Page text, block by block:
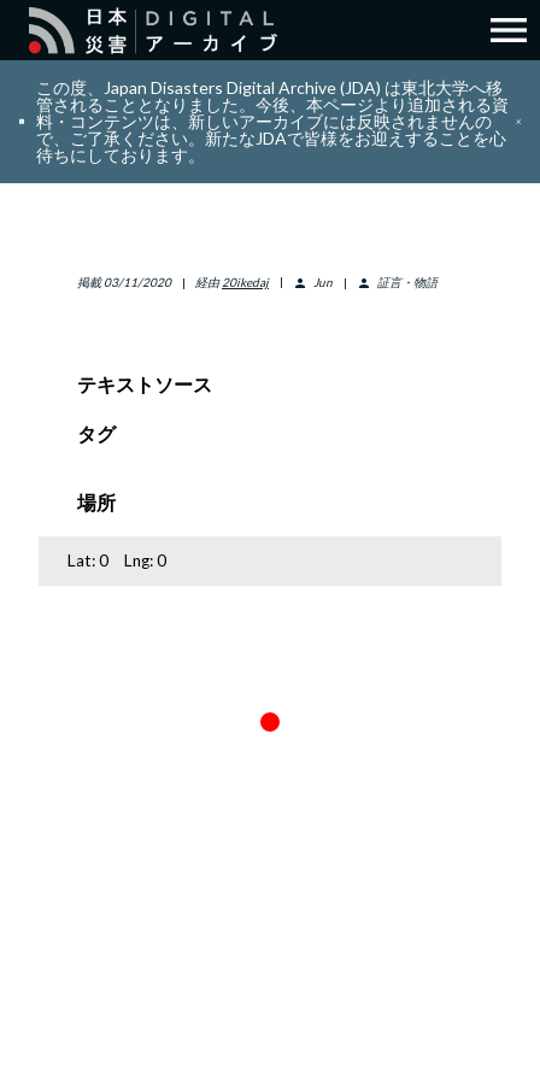
search 検索
layers コレクション
info_outline リソース
menu
この度、Japan Disasters Digital Archive (JDA) は東北大学へ移
管されることとなりました。今後、本ページより追加される資
料・コンテンツは、新しいアーカイブには反映されませんの
で、ご了承ください。新たなJDAで皆様をお迎えすることを心
待ちにしております。
掲載 03/11/2020 経由 20ikedaj person Jun person 証言・物語
テキストソース
タグ
場所
Lat:0 Lng:0